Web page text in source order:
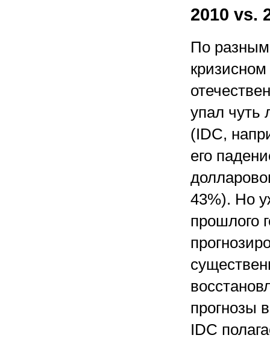
2010 vs.
По
упал чуть
(IDC,
его
43%). Но
прошлого
прогнозы
IDC